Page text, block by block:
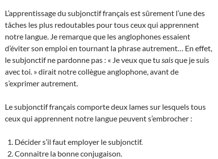
L’apprentissage du subjonctif français est sûrement l’une des
tâches les plus redoutables pour tous ceux qui apprennent
notre langue. Je remarque que les anglophones essaient
d’éviter son emploi en tournant la phrase autrement… En effet,
le subjonctif ne pardonne pas : « Je veux que tu saisque je suis
avec toi. » dirait notre collègue anglophone, avant de
s’exprimer autrement.
Le subjonctif français comporte deux lames sur lesquels tous
ceux qui apprennent notre langue peuvent s’embrocher :
Décider s’il faut employer le subjonctif.
Connaitre la bonne conjugaison.